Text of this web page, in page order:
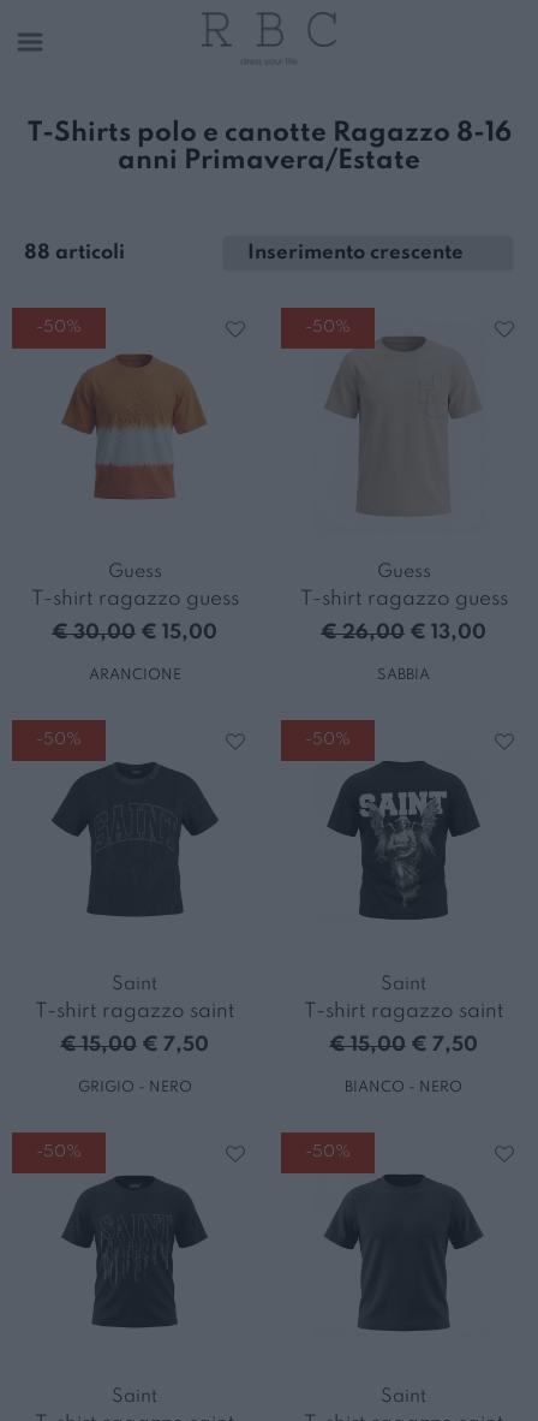
T-Shirts polo e canotte Ragazzo 8-16
anni Primavera/Estate
88 articoli
-50%
Guess
T-shirt ragazzo guess
€ 30,00 € 15,00
ARANCIONE
-50%
Guess
T-shirt ragazzo guess
€ 26,00 € 13,00
SABBIA
-50%
Saint
T-shirt ragazzo saint
€ 15,00 € 7,50
GRIGIO - NERO
-50%
Saint
T-shirt ragazzo saint
€ 15,00 € 7,50
BIANCO - NERO
-50%
Saint
-50%
Saint